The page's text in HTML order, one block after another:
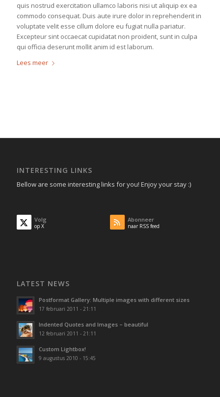
quis nostrud exercitation ullamco laboris nisi ut aliquip ex ea
commodo consequat. Duis aute irure dolor in reprehenderit in
voluptate velit esse cillum dolore eu fugiat nulla pariatur.
Excepteur sint occaecat cupidatat non proident, sunt in culpa
qui officia deserunt mollit anim id est laborum.
Lees meer
INTERESTING LINKS
Bellow are some interesting links for you! Enjoy your stay :)
Volg
op X
Abonneer
naar RSS feed
LATEST NEWS
Postformat Gallery: Multiple images with different sizes
17 februari 2011 - 21:11
Indented Quotes and Images – beautiful
12 februari 2011 - 21:11
Custom Lightbox!
9 augustus 2010 - 15:45